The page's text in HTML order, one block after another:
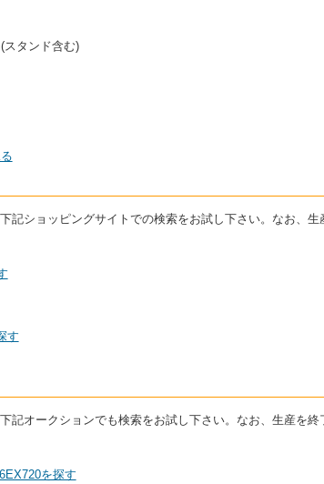
スタンド含む)
記ショッピングサイトでの検索をお試し下さい。なお、
す
記オークションでも検索をお試し下さい。なお、生産を
を探す